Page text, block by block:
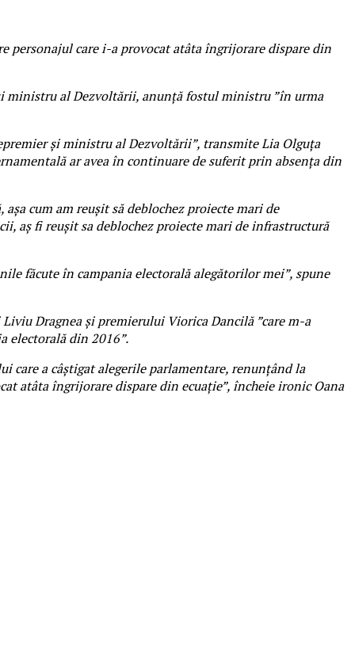
personajul care i-a provocat atâta îngrijorare dispare din
ministru al Dezvoltării, anunță fostul ministru ”în urma
și ministru al Dezvoltării”, transmite Lia Olguța
ar avea în continuare de suferit prin absența din
cum am reușit să deblochez proiecte mari de
aș fi reușit sa deblochez proiecte mari de infrastructură
făcute în campania electorală alegătorilor mei”, spune
Dragnea și premierului Viorica Dancilă ”care m-a
electorală din 2016”.
care a câștigat alegerile parlamentare, renunțând la
atâta îngrijorare dispare din ecuație”, încheie ironic Oana